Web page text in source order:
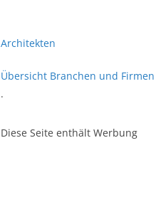
Architekten
Übersicht Branchen und Firmen
.
Diese Seite enthält Werbung